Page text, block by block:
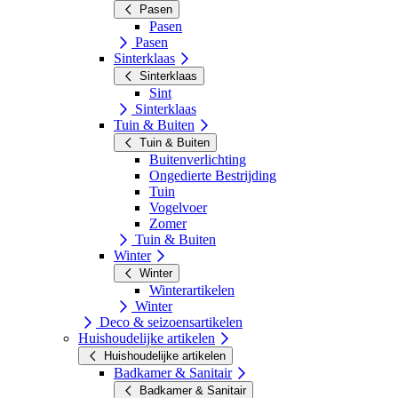
Pasen
Pasen
Pasen
Sinterklaas
Sinterklaas
Sint
Sinterklaas
Tuin & Buiten
Tuin & Buiten
Buitenverlichting
Ongedierte Bestrijding
Tuin
Vogelvoer
Zomer
Tuin & Buiten
Winter
Winter
Winterartikelen
Winter
Deco & seizoensartikelen
Huishoudelijke artikelen
Huishoudelijke artikelen
Badkamer & Sanitair
Badkamer & Sanitair